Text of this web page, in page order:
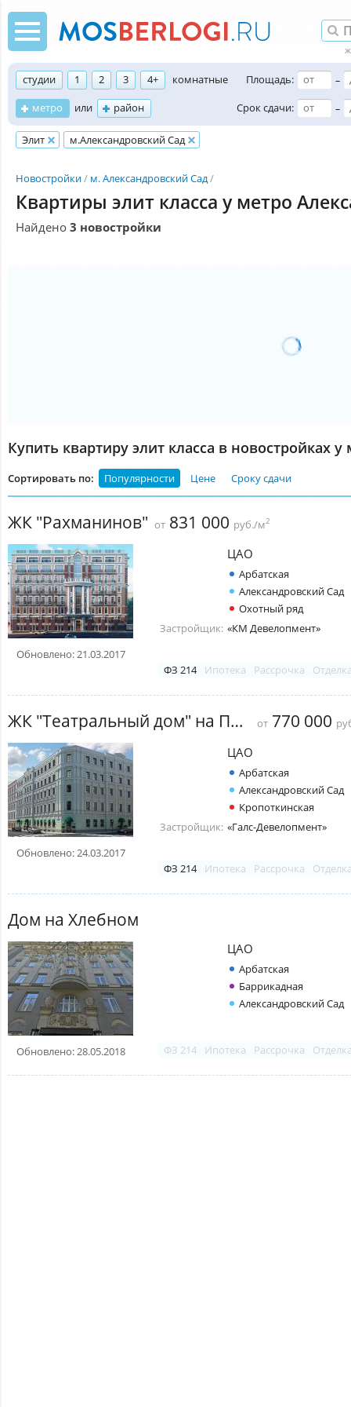
студии 1 2 3 4+
комнатные
метро
или район
Площадь:
–
Срок сдачи:
–
Элит м.Александровский Сад
Новостройки м. Александровский Сад
Квартиры элит класса у метро
Найдено 3 новостройки
Купить квартиру элит класса в новостройках
Сортировать по: Популярности Цене Сроку сдачи
ЖК "Рахманинов" от 831 000 руб./м2
Обновлено: 21.03.2017
ЦАО
Арбатская
Александровский Сад
Охотный ряд
Застройщик: «КМ Девелопмент»
ФЗ 214 Ипотека Рассрочка
ЖК "Театральный дом" на Поварской от 770 000
Обновлено: 24.03.2017
ЦАО
Арбатская
Александровский Сад
Кропоткинская
Застройщик: «Галс-Девелопмент»
ФЗ 214 Ипотека Рассрочка
Дом на Хлебном
Обновлено: 28.05.2018
ЦАО
Арбатская
Баррикадная
Александровский Сад
ФЗ 214 Ипотека Рассрочка